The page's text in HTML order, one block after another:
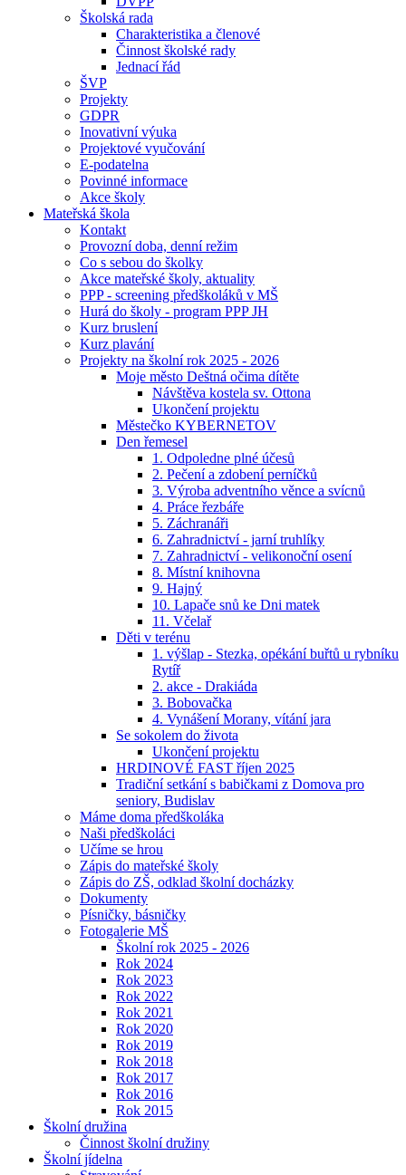
Školská rada
Charakteristika a členové
Činnost školské rady
Jednací řád
ŠVP
Projekty
GDPR
Inovativní výuka
Projektové vyučování
E-podatelna
Povinné informace
Akce školy
Mateřská škola
Kontakt
Provozní doba, denní režim
Co s sebou do školky
Akce mateřské školy, aktuality
PPP - screening předškoláků v MŠ
Hurá do školy - program PPP JH
Kurz bruslení
Kurz plavání
Projekty na školní rok 2025 - 2026
Moje město Deštná očima dítěte
Návštěva kostela sv. Ottona
Ukončení projektu
Městečko KYBERNETOV
Den řemesel
1. Odpoledne plné účesů
2. Pečení a zdobení perníčků
3. Výroba adventního věnce a svícnů
4. Práce řezbáře
5. Záchranáři
6. Zahradnictví - jarní truhlíky
7. Zahradnictví - velikonoční osení
8. Místní knihovna
9. Hajný
10. Lapače snů ke Dni matek
11. Včelař
Děti v terénu
1. výšlap - Stezka, opékání buřtů u rybníku
Rytíř
2. akce - Drakiáda
3. Bobovačka
4. Vynášení Morany, vítání jara
Se sokolem do života
Ukončení projektu
HRDINOVÉ FAST říjen 2025
Tradiční setkání s babičkami z Domova pro
seniory, Budislav
Máme doma předškoláka
Naši předškoláci
Učíme se hrou
Zápis do mateřské školy
Zápis do ZŠ, odklad školní docházky
Dokumenty
Písničky, básničky
Fotogalerie MŠ
Školní rok 2025 - 2026
Rok 2024
Rok 2023
Rok 2022
Rok 2021
Rok 2020
Rok 2019
Rok 2018
Rok 2017
Rok 2016
Rok 2015
Školní družina
Činnost školní družiny
Školní jídelna